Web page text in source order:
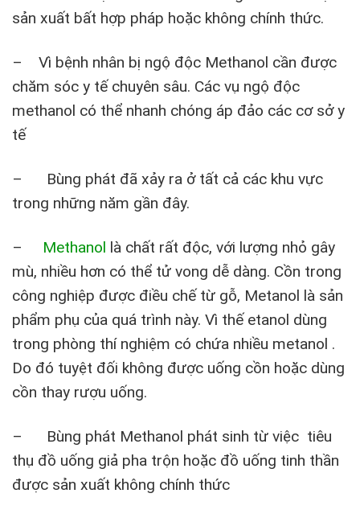
sản xuất bất hợp pháp hoặc không chính thức.
– Vì bệnh nhân bị ngộ độc Methanol cần được
chăm sóc y tế chuyên sâu. Các vụ ngộ độc
methanol có thể nhanh chóng áp đảo các cơ sở y
tế
– Bùng phát đã xảy ra ở tất cả các khu vực
trong những năm gần đây.
– Methanol là chất rất độc, với lượng nhỏ gây
mù, nhiều hơn có thể tử vong dễ dàng. Cồn trong
công nghiệp được điều chế từ gỗ, Metanol là sản
phẩm phụ của quá trình này. Vì thế etanol dùng
trong phòng thí nghiệm có chứa nhiều metanol .
Do đó tuyệt đối không được uống cồn hoặc dùng
cồn thay rượu uống.
– Bùng phát Methanol phát sinh từ việc tiêu
thụ đồ uống giả pha trộn hoặc đồ uống tinh thần
được sản xuất không chính thức